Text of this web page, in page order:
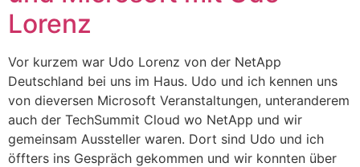
Lorenz
Vor kurzem war Udo Lorenz von der NetApp
Deutschland bei uns im Haus. Udo und ich kennen uns
von dieversen Microsoft Veranstaltungen, unteranderem
auch der TechSummit Cloud wo NetApp und wir
gemeinsam Aussteller waren. Dort sind Udo und ich
öffters ins Gespräch gekommen und wir konnten über